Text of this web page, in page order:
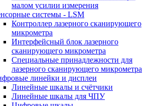
малом усилии измерения
системы - LSM
Контроллер лазерного сканирующего
микрометра
Интерфейсный блок лазерного
сканирующего микрометра
Специальные принадлежности для
лазерного сканирующего микрометра
линейки и дисплеи
Линейные шкалы и счётчики
Линейные шкалы для ЧПУ